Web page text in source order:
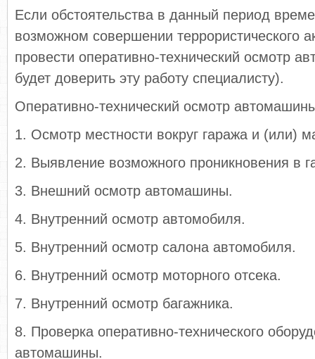
Если обстоятельства в данный период
возможном совершении террористического
провести оперативно-технический осмотр
будет доверить эту работу специалисту).
Оперативно-технический осмотр
1. Осмотр местности вокруг гаража и (или)
2. Выявление возможного проникновения в
3. Внешний осмотр автомашины.
4. Внутренний осмотр автомобиля.
5. Внутренний осмотр салона автомобиля.
6. Внутренний осмотр моторного отсека.
7. Внутренний осмотр багажника.
8. Проверка оперативно-технического
автомашины.